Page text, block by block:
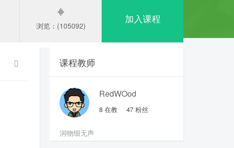
浏览：(105092)
加入课程
课程教师
RedWOod
8 在教 47 粉丝
润物细无声